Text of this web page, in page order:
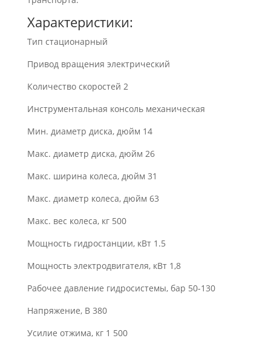
Характеристики:
Тип стационарный
Привод вращения электрический
Количество скоростей 2
Инструментальная консоль механическая
Мин. диаметр диска, дюйм 14
Макс. диаметр диска, дюйм 26
Макс. ширина колеса, дюйм 31
Макс. диаметр колеса, дюйм 63
Макс. вес колеса, кг 500
Мощность гидростанции, кВт 1.5
Мощность электродвигателя, кВт 1,8
Рабочее давление гидросистемы, бар 50-130
Напряжение, В 380
Усилие отжима, кг 1 500